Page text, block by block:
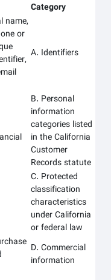
Category
A. Identifiers
name,
or
B. Personal
information
categories listed
in the California
Customer
Records statute
C. Protected
classification
characteristics
under California
or federal law
D. Commercial
information